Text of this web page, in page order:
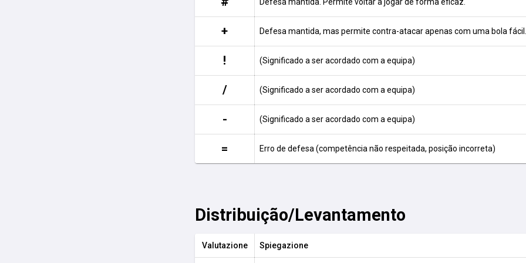
+ Defesa mantida, mas permite contra-atacar apenas com uma bola fácil.
! (Significado a ser acordado com a equipa)
/ (Significado a ser acordado com a equipa)
- (Significado a ser acordado com a equipa)
= Erro de defesa (competência não respeitada, posição incorreta)
Distribuição/Levantamento
Valutazione Spiegazione